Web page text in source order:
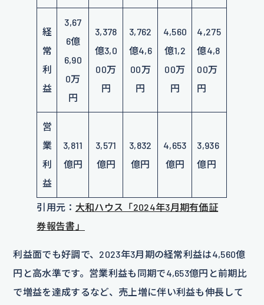
経
常
利
益
3,67
6億
6,90
0万
円
3,378
億3,0
00万
円
3,762
億4,6
00万
円
4,560
億1,2
00万
円
4,275
億4,8
00万
円
営
業
利
益
3,811
億円
3,571
億円
3,832
億円
4,653
億円
3,936
億円
引用元： 大和ハウス「2024年3月期有価証
券報告書」
利益面でも好調で、2023年3月期の経常利益は4,560億
円と高水準です。営業利益も同期で4,653億円と前期比
で増益を達成するなど、売上増に伴い利益も伸長して